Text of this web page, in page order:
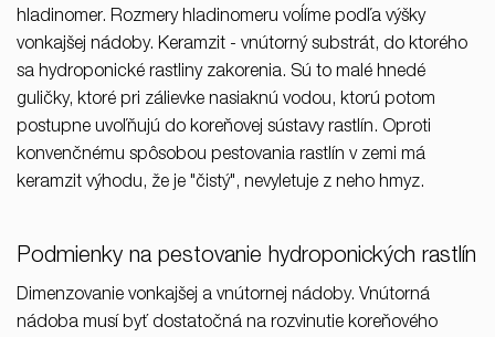
hladinomer. Rozmery hladinomeru voĺíme podľa výšky
vonkajšej nádoby. Keramzit - vnútorný substrát, do ktorého
sa hydroponické rastliny zakorenia. Sú to malé hnedé
guličky, ktoré pri zálievke nasiaknú vodou, ktorú potom
postupne uvoľňujú do koreňovej sústavy rastlín. Oproti
konvenčnému spôsobou pestovania rastlín v zemi má
keramzit výhodu, že je "čistý", nevyletuje z neho hmyz.
Podmienky na pestovanie hydroponických rastlín
Dimenzovanie vonkajšej a vnútornej nádoby. Vnútorná
nádoba musí byť dostatočná na rozvinutie koreňového